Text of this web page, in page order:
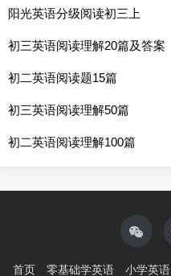
阳光英语分级阅读初三上
初三英语阅读理解20篇及答案
初二英语阅读题15篇
初三英语阅读理解50篇
初二英语阅读理解100篇
首页 零基础学英语 小学英语